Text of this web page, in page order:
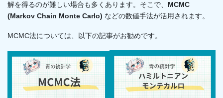
解を得るのが難しい場合も多くあります。そこで、 MCMC
(Markov Chain Monte Carlo) などの数値手法が活用されます。
MCMC法については、以下の記事がお勧めです。